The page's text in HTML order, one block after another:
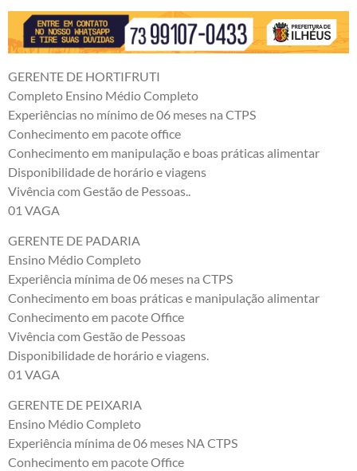
GERENTE DE HORTIFRUTI
Completo Ensino Médio Completo
Experiências no mínimo de 06 meses na CTPS
Conhecimento em pacote office
Conhecimento em manipulação e boas práticas alimentar
Disponibilidade de horário e viagens
Vivência com Gestão de Pessoas..
01 VAGA
GERENTE DE PADARIA
Ensino Médio Completo
Experiência mínima de 06 meses na CTPS
Conhecimento em boas práticas e manipulação alimentar
Conhecimento em pacote Office
Vivência com Gestão de Pessoas
Disponibilidade de horário e viagens.
01 VAGA
GERENTE DE PEIXARIA
Ensino Médio Completo
Experiência mínima de 06 meses NA CTPS
Conhecimento em pacote Office